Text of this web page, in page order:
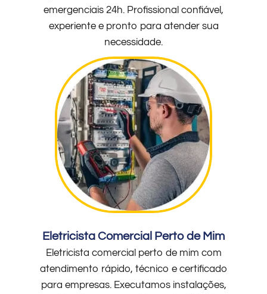
emergenciais 24h. Profissional confiável,
experiente e pronto para atender sua
necessidade.
Eletricista Comercial Perto de Mim
Eletricista comercial perto de mim com
atendimento rápido, técnico e certificado
para empresas. Executamos instalações,